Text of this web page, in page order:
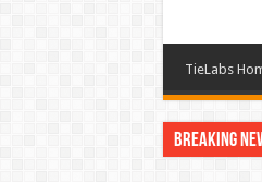
TieLabs
Breaking